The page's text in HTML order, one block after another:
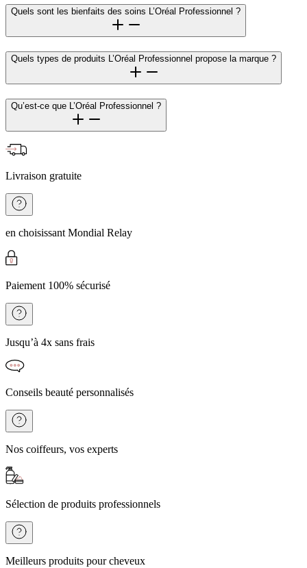
Quels sont les bienfaits des soins L’Oréal Professionnel ?
Quels types de produits L’Oréal Professionnel propose la marque ?
Qu’est-ce que L’Oréal Professionnel ?
Livraison gratuite
en choisissant Mondial Relay
Paiement 100% sécurisé
Jusqu’à 4x sans frais
Conseils beauté personnalisés
Nos coiffeurs, vos experts
Sélection de produits professionnels
Meilleurs produits pour cheveux